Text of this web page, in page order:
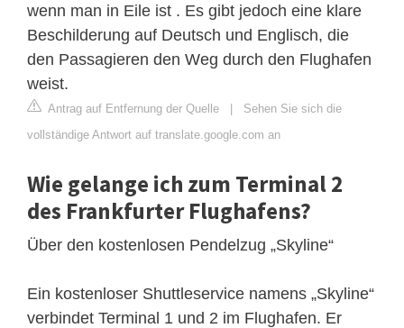
wenn man in Eile ist . Es gibt jedoch eine klare
Beschilderung auf Deutsch und Englisch, die
den Passagieren den Weg durch den Flughafen
weist.
Antrag auf Entfernung der Quelle | Sehen Sie sich die
vollständige Antwort auf translate.google.com an
Wie gelange ich zum Terminal 2
des Frankfurter Flughafens?
Über den kostenlosen Pendelzug „Skyline“
Ein kostenloser Shuttleservice namens „Skyline“
verbindet Terminal 1 und 2 im Flughafen. Er